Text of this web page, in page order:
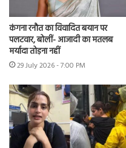
कंगना रनौत का विवादित बयान पर
पलटवार, बोलीं- आजादी का मतलब
मर्यादा तोड़ना नहीं
29 July 2026 - 7:00 PM